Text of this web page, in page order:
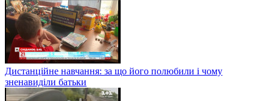
Дистанційне навчання: за що його полюбили і чому
зненавиділи батьки